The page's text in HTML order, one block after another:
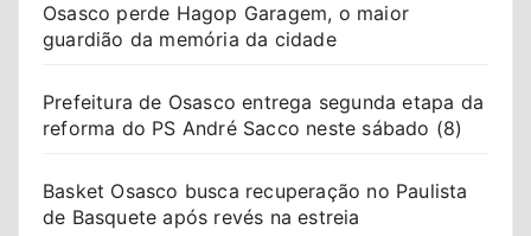
Osasco perde Hagop Garagem, o maior
guardião da memória da cidade
Prefeitura de Osasco entrega segunda etapa da
reforma do PS André Sacco neste sábado (8)
Basket Osasco busca recuperação no Paulista
de Basquete após revés na estreia